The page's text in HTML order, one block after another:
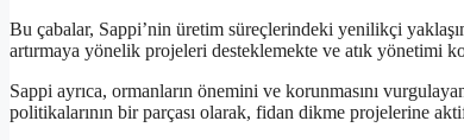
Bu çabalar, Sappi’nin üretim süreçlerindeki yenilikçi
artırmaya yönelik projeleri desteklemekte ve atık yönetimi
Sappi ayrıca, ormanların önemini ve korunmasını
politikalarının bir parçası olarak, fidan dikme projelerine